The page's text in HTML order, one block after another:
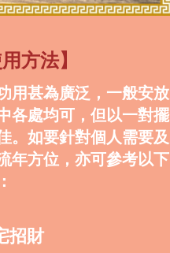
用方法】
用甚為廣泛，一般安放
各處均可，但以一對擺
。如要針對個人需要及
年方位，亦可參考以下
招財